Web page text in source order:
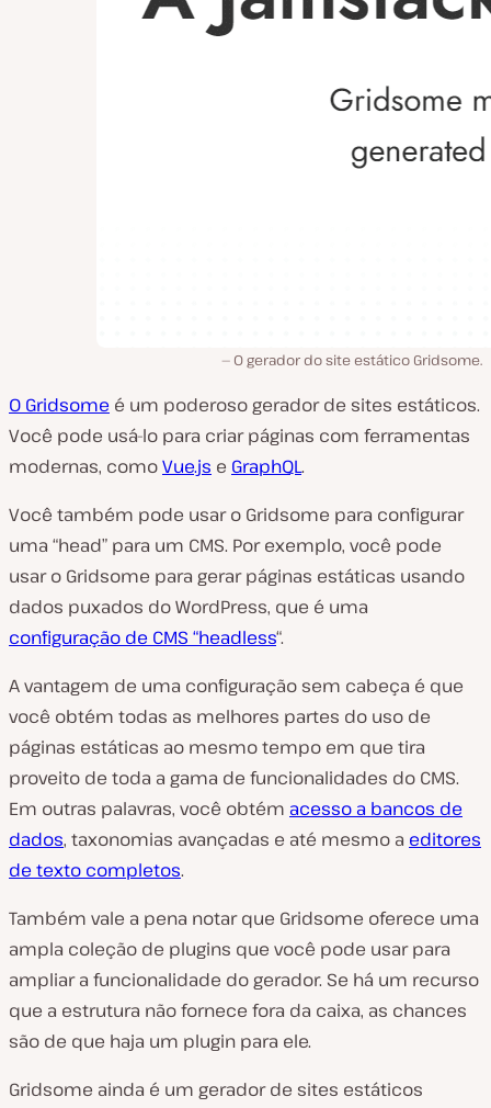
O gerador do site estático Gridsome.
O Gridsome é um poderoso gerador de sites estáticos.
Você pode usá-lo para criar páginas com ferramentas
modernas, comoVue.js e GraphQL.
Você também pode usar o Gridsome para configurar
uma “head” para um CMS. Por exemplo, você pode
usar o Gridsome para gerar páginas estáticas usando
dados puxados do WordPress, que é uma
configuração de CMS “headless“.
A vantagem de uma configuração sem cabeça é que
você obtém todas as melhores partes do uso de
páginas estáticas ao mesmo tempo em que tira
proveito de toda a gama de funcionalidades do CMS.
Em outras palavras, você obtém acesso a bancos de
dados, taxonomias avançadas e até mesmo a editores
de texto completos.
Também vale a pena notar que Gridsome oferece uma
ampla coleção de plugins que você pode usar para
ampliar a funcionalidade do gerador. Se há um recurso
que a estrutura não fornece fora da caixa, as chances
são de que haja um plugin para ele.
Gridsome ainda é um gerador de sites estáticos